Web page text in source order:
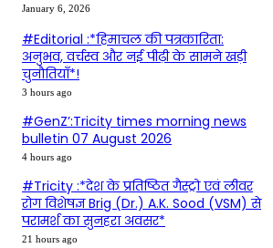
January 6, 2026
#Editorial :*हिमाचल की पत्रकारिता:
अनुभव, वर्चस्व और नई पीढ़ी के सामने खड़ी
चुनौतियाँ*!
3 hours ago
#GenZ’:Tricity times morning news
bulletin 07 August 2026
4 hours ago
#Tricity :*देश के प्रतिष्ठित गैस्ट्रो एवं लीवर
रोग विशेषज्ञ Brig (Dr.) A.K. Sood (VSM) से
परामर्श का सुनहरा अवसर*
21 hours ago